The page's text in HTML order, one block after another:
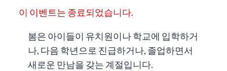
이 이벤트는 종료되었습니다.
봄은 아이들이 유치원이나 학교에 입학하거
나, 다음 학년으로 진급하거나, 졸업하면서
새로운 만남을 갖는 계절입니다.